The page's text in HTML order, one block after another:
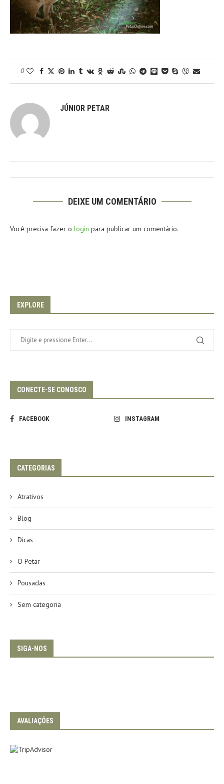
0
JÚNIOR PETAR
DEIXE UM COMENTÁRIO
Você precisa fazer o login para publicar um comentário.
EXPLORE
CONECTE-SE CONOSCO
FACEBOOK INSTAGRAM
CATEGORIAS
Atrativos
Blog
Dicas
O Petar
Pousadas
Sem categoria
SIGA-NOS
AVALIAÇÕES